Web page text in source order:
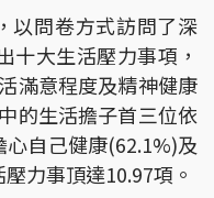
以問卷方式訪問了深
十大生活壓力事項，
滿意程度及精神健康
的生活擔子首三位依
自己健康(62.1%)及
力事頂達10.97項。